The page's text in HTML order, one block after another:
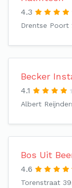
4.3
Drentse Poort
Becker
4.1
Albert
Bos Uit
4.6
Torenstraat